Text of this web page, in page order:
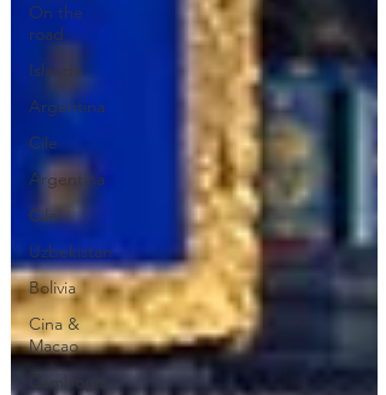
On the
road
Islanda
Argentina
Cile
Argentina
Cile
Uzbekistan
Bolivia
Cina &
Macao
Cambogia